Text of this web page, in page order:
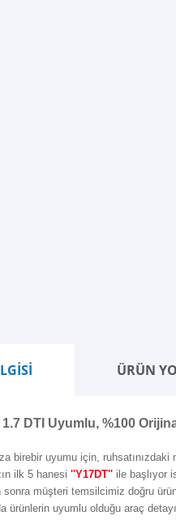
ÜRÜN
DTI Uyumlu, %100
birebir uyumu için,
ilk 5 hanesi ''Y17DT'' ile başlıyor
sonra müşteri temsilcimiz doğru
ürünlerin uyumlu olduğu araç